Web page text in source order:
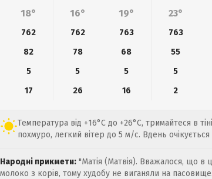
18° 16° 19° 23°
762 762 763 763
82 78 68 55
5 5 5 5
17 26 16 2
Температура від +16°C до +26°C, тримайтеся в
похмуро, легкий вітер до 5 м/с. Вдень
Народні прикмети: "Матія (Матвія). Вважалося, що в
молоко з корів, тому худобу не виганяли на